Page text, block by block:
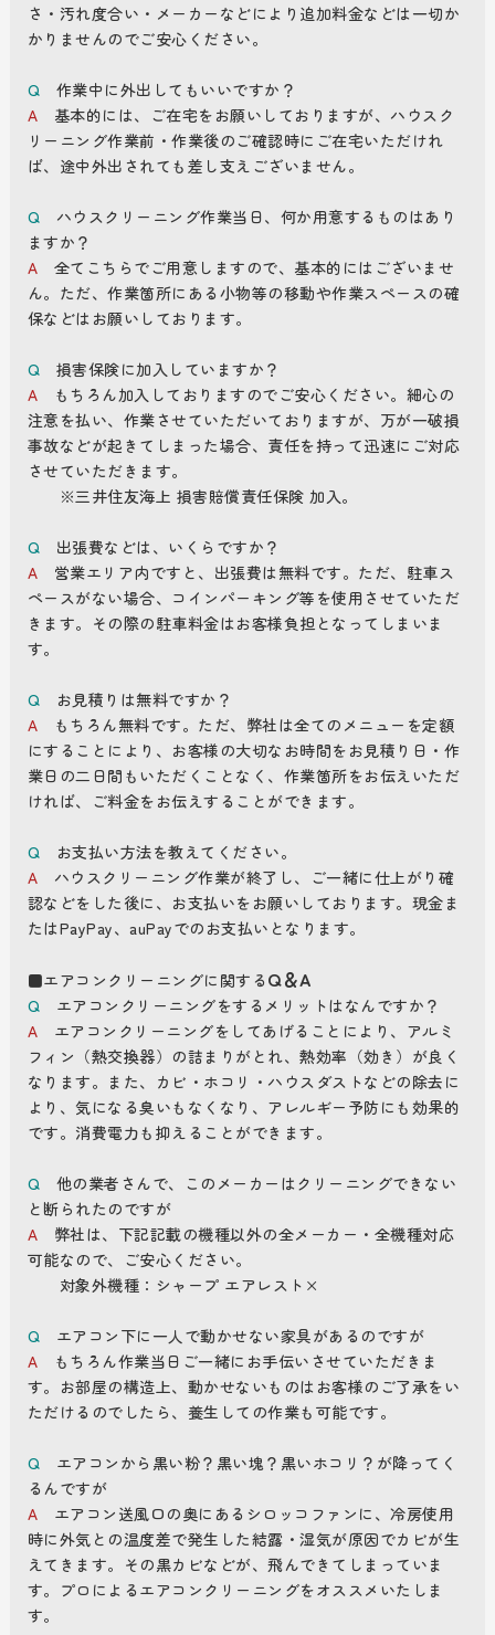
さ・汚れ度合い・メーカーなどにより追加料金などは一切か
かりませんのでご安心ください。
Q 作業中に外出してもいいですか？
A 基本的には、ご在宅をお願いしておりますが、ハウスク
リーニング作業前・作業後のご確認時にご在宅いただけれ
ば、途中外出されても差し支えございません。
Q ハウスクリーニング作業当日、何か用意するものはあり
ますか？
A 全てこちらでご用意しますので、基本的にはございませ
ん。ただ、作業箇所にある小物等の移動や作業スペースの確
保などはお願いしております。
Q 損害保険に加入していますか？
A もちろん加入しておりますのでご安心ください。細心の
注意を払い、作業させていただいておりますが、万が一破損
事故などが起きてしまった場合、責任を持って迅速にご対応
させていただきます。
※三井住友海上 損害賠償責任保険 加入。
Q 出張費などは、いくらですか？
A 営業エリア内ですと、出張費は無料です。ただ、駐車ス
ペースがない場合、コインパーキング等を使用させていただ
きます。その際の駐車料金はお客様負担となってしまいま
す。
Q
お見積りは無料ですか？
A もちろん無料です。ただ、弊社は全てのメニューを定額
にすることにより、お客様の大切なお時間をお見積り日・作
業日の二日間もいただくことなく、作業箇所をお伝えいただ
ければ、ご料金をお伝えすることができます。
Q
お支払い方法を教えてください。
A ハウスクリーニング作業が終了し、ご一緒に仕上がり確
認などをした後に、お支払いをお願いしております。現金ま
たはPayPay、auPayでのお支払いとなります。
■エアコンクリーニングに関する Q＆A
Q エアコンクリーニングをするメリットはなんですか？
A エアコンクリーニングをしてあげることにより、アルミ
フィン（熱交換器）の詰まりがとれ、熱効率（効き）が良く
なります。また、カビ・ホコリ・ハウスダストなどの除去に
より、気になる臭いもなくなり、アレルギー予防にも効果的
です。消費電力も抑えることができます。
Q 他の業者さんで、このメーカーはクリーニングできない
と断られたのですが
A 弊社は、下記記載の機種以外の全メーカー・全機種対応
可能なので、ご安心ください。
対象外機種：シャープ エアレスト×
Q エアコン下に一人で動かせない家具があるのですが
A もちろん作業当日ご一緒にお手伝いさせていただきま
す。お部屋の構造上、動かせないものはお客様のご了承をい
ただけるのでしたら、養生しての作業も可能です。
Q エアコンから黒い粉？黒い塊？黒いホコリ？が降ってく
るんですが
A エアコン送風口の奥にあるシロッコファンに、冷房使用
時に外気との温度差で発生した結露・湿気が原因でカビが生
えてきます。その黒カビなどが、飛んできてしまっていま
す。プロによるエアコンクリーニングをオススメいたしま
す。